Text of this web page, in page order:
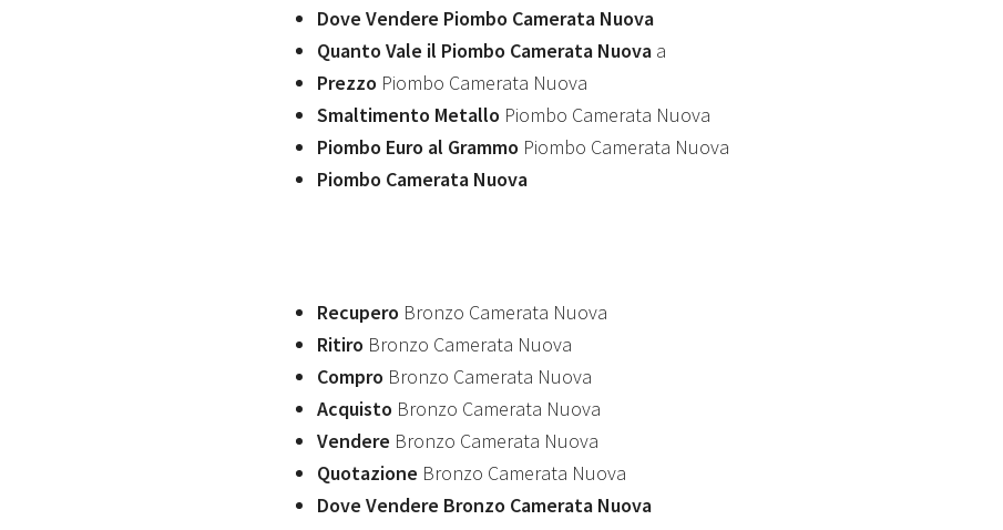
Dove Vendere Piombo Camerata Nuova
Quanto Vale il Piombo Camerata Nuova a
Prezzo Piombo Camerata Nuova
Smaltimento Metallo Piombo Camerata Nuova
Piombo Euro al Grammo Piombo Camerata Nuova
Piombo Camerata Nuova
Recupero Bronzo Camerata Nuova
Ritiro Bronzo Camerata Nuova
Compro Bronzo Camerata Nuova
Acquisto Bronzo Camerata Nuova
Vendere Bronzo Camerata Nuova
Quotazione Bronzo Camerata Nuova
Dove Vendere Bronzo Camerata Nuova